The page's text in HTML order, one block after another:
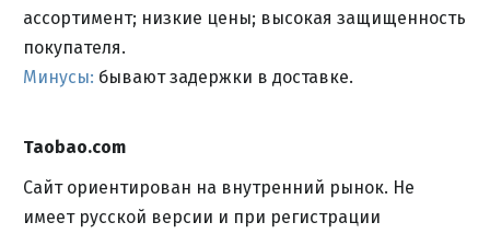
ассортимент; низкие цены; высокая защищенность
покупателя.
Минусы: бывают задержки в доставке.
Taobao.com
Сайт ориентирован на внутренний рынок. Не
имеет русской версии и при регистрации